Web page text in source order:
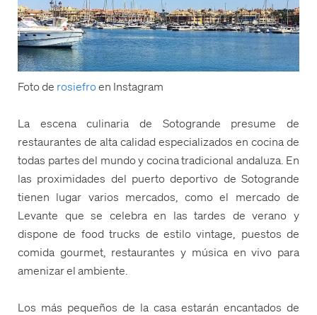
Foto de rosiefroen Instagram
La escena culinaria de Sotogrande presume de
restaurantes de alta calidad especializados en cocina de
todas partes del mundo y cocina tradicional andaluza. En
las proximidades del puerto deportivo de Sotogrande
tienen lugar varios mercados, como el mercado de
Levante que se celebra en las tardes de verano y
dispone de food trucks de estilo vintage, puestos de
comida gourmet, restaurantes y música en vivo para
amenizar el ambiente.
Los más pequeños de la casa estarán encantados de